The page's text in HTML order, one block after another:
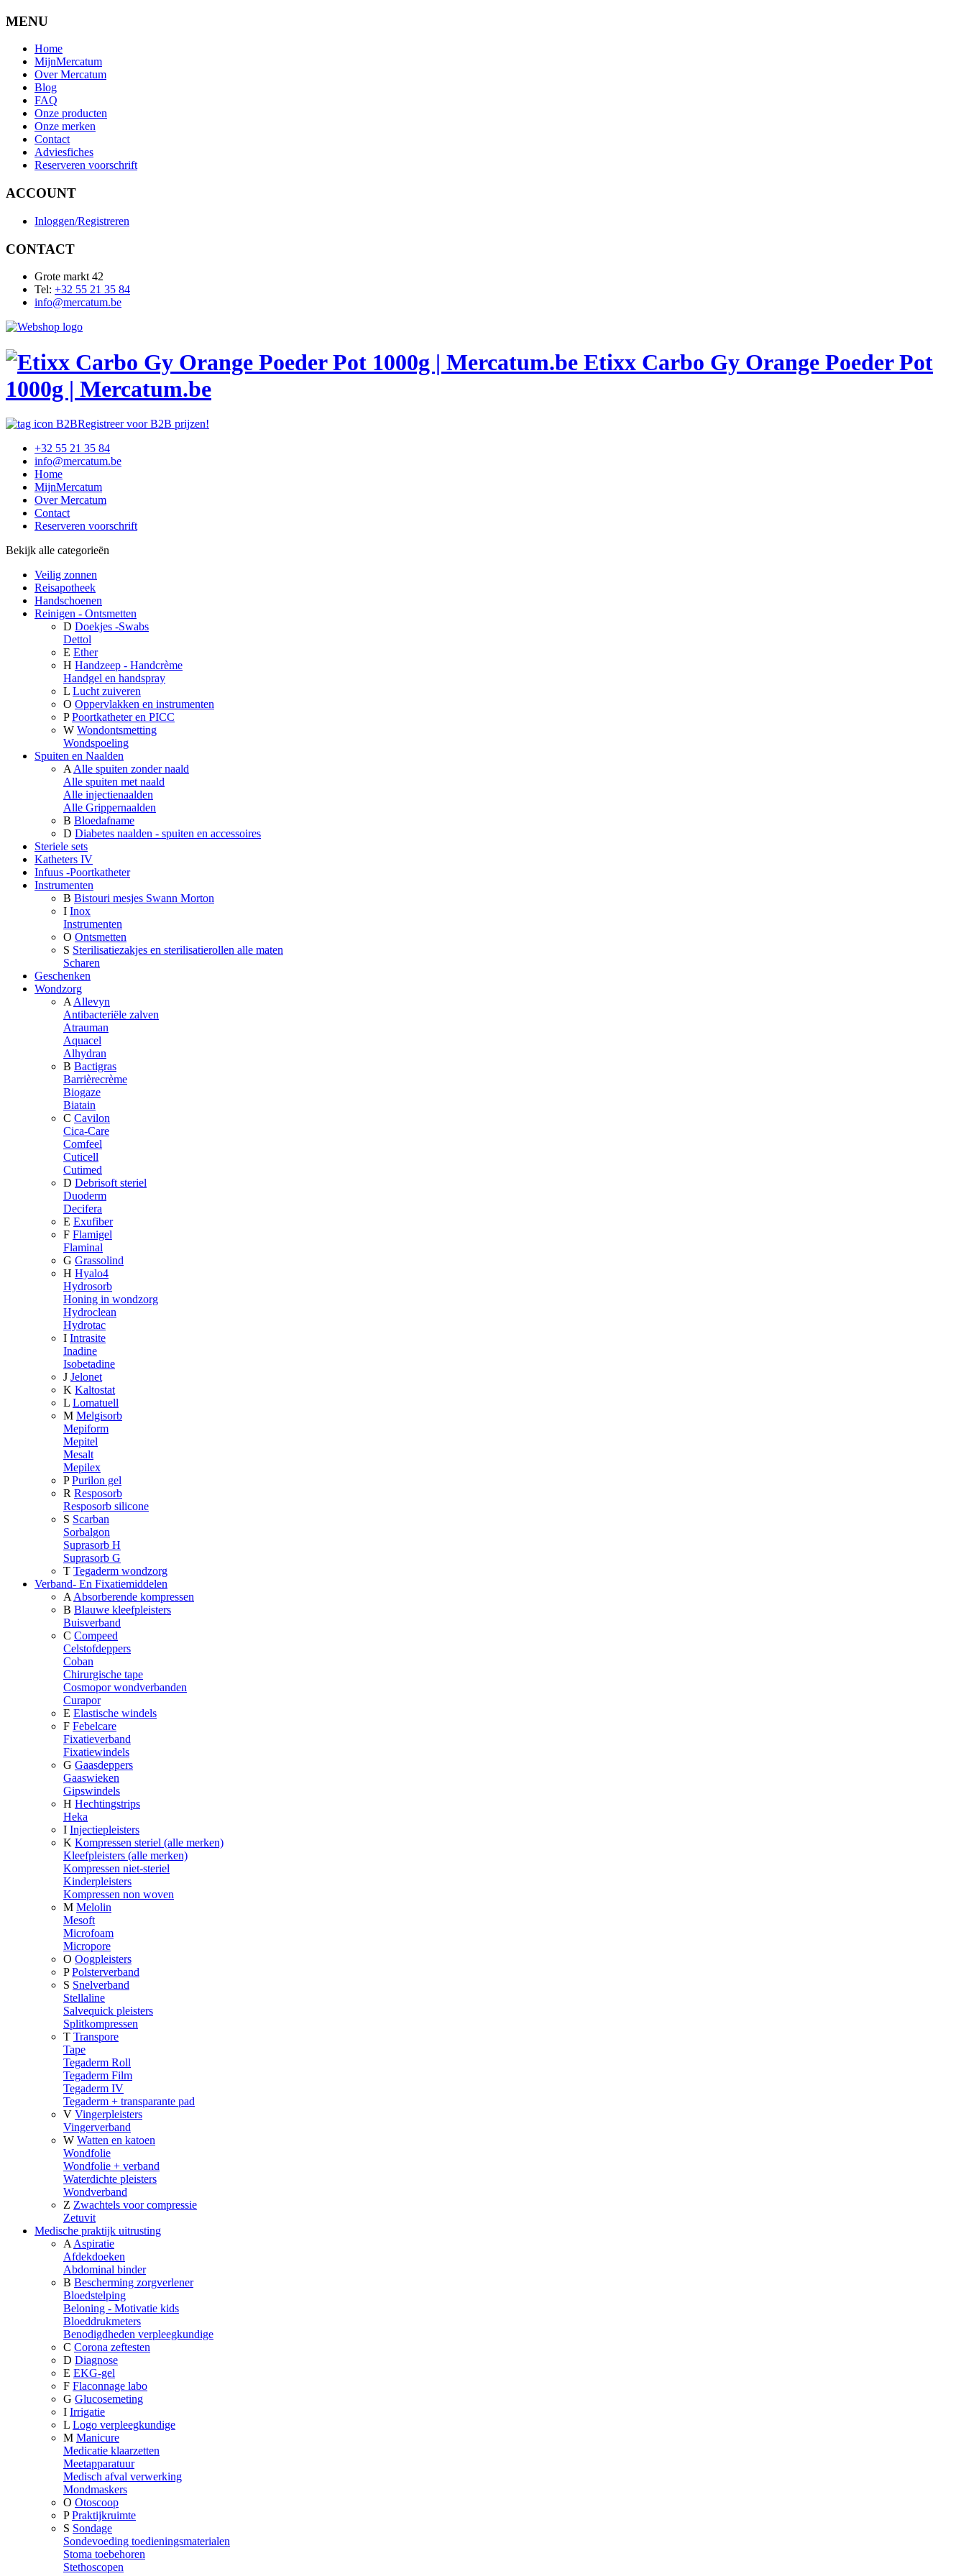
MENU
Home
MijnMercatum
Over Mercatum
Blog
FAQ
Onze producten
Onze merken
Contact
Adviesfiches
Reserveren voorschrift
ACCOUNT
Inloggen/Registreren
CONTACT
Grote markt 42
Tel: +32 55 21 35 84
info@mercatum.be
Etixx Carbo Gy Orange Poeder Pot
1000g | Mercatum.be
Registreer voor B2B prijzen!
+32 55 21 35 84
info@mercatum.be
Home
MijnMercatum
Over Mercatum
Contact
Reserveren voorschrift
Bekijk alle categorieën
Veilig zonnen
Reisapotheek
Handschoenen
Reinigen - Ontsmetten
D Doekjes -Swabs
Dettol
E Ether
H Handzeep - Handcrème
Handgel en handspray
L Lucht zuiveren
O Oppervlakken en instrumenten
P Poortkatheter en PICC
W Wondontsmetting
Wondspoeling
Spuiten en Naalden
A Alle spuiten zonder naald
Alle spuiten met naald
Alle injectienaalden
Alle Grippernaalden
B Bloedafname
D Diabetes naalden - spuiten en accessoires
Steriele sets
Katheters IV
Infuus -Poortkatheter
Instrumenten
B Bistouri mesjes Swann Morton
I Inox
Instrumenten
O Ontsmetten
S Sterilisatiezakjes en sterilisatierollen alle maten
Scharen
Geschenken
Wondzorg
A Allevyn
Antibacteriële zalven
Atrauman
Aquacel
Alhydran
B Bactigras
Barrièrecrème
Biogaze
Biatain
C Cavilon
Cica-Care
Comfeel
Cuticell
Cutimed
D Debrisoft steriel
Duoderm
Decifera
E Exufiber
F Flamigel
Flaminal
G Grassolind
H Hyalo4
Hydrosorb
Honing in wondzorg
Hydroclean
Hydrotac
I Intrasite
Inadine
Isobetadine
J Jelonet
K Kaltostat
L Lomatuell
M Melgisorb
Mepiform
Mepitel
Mesalt
Mepilex
P Purilon gel
R Resposorb
Resposorb silicone
S Scarban
Sorbalgon
Suprasorb H
Suprasorb G
T Tegaderm wondzorg
Verband- En Fixatiemiddelen
A Absorberende kompressen
B Blauwe kleefpleisters
Buisverband
C Compeed
Celstofdeppers
Coban
Chirurgische tape
Cosmopor wondverbanden
Curapor
E Elastische windels
F Febelcare
Fixatieverband
Fixatiewindels
G Gaasdeppers
Gaaswieken
Gipswindels
H Hechtingstrips
Heka
I Injectiepleisters
K Kompressen steriel (alle merken)
Kleefpleisters (alle merken)
Kompressen niet-steriel
Kinderpleisters
Kompressen non woven
M Melolin
Mesoft
Microfoam
Micropore
O Oogpleisters
P Polsterverband
S Snelverband
Stellaline
Salvequick pleisters
Splitkompressen
T Transpore
Tape
Tegaderm Roll
Tegaderm Film
Tegaderm IV
Tegaderm + transparante pad
V Vingerpleisters
Vingerverband
W Watten en katoen
Wondfolie
Wondfolie + verband
Waterdichte pleisters
Wondverband
Z Zwachtels voor compressie
Zetuvit
Medische praktijk uitrusting
A Aspiratie
Afdekdoeken
Abdominal binder
B Bescherming zorgverlener
Bloedstelping
Beloning - Motivatie kids
Bloeddrukmeters
Benodigdheden verpleegkundige
C Corona zeftesten
D Diagnose
E EKG-gel
F Flaconnage labo
G Glucosemeting
I Irrigatie
L Logo verpleegkundige
M Manicure
Medicatie klaarzetten
Meetapparatuur
Medisch afval verwerking
Mondmaskers
O Otoscoop
P Praktijkruimte
S Sondage
Sondevoeding toedieningsmaterialen
Stoma toebehoren
Stethoscopen